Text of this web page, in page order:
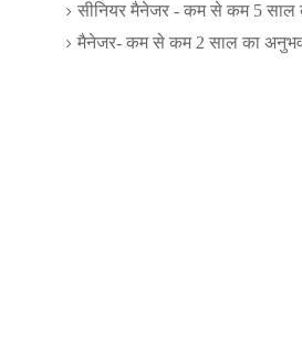
सीनियर मैनेजर - कम से कम 5 साल
मैनेजर- कम से कम 2 साल का